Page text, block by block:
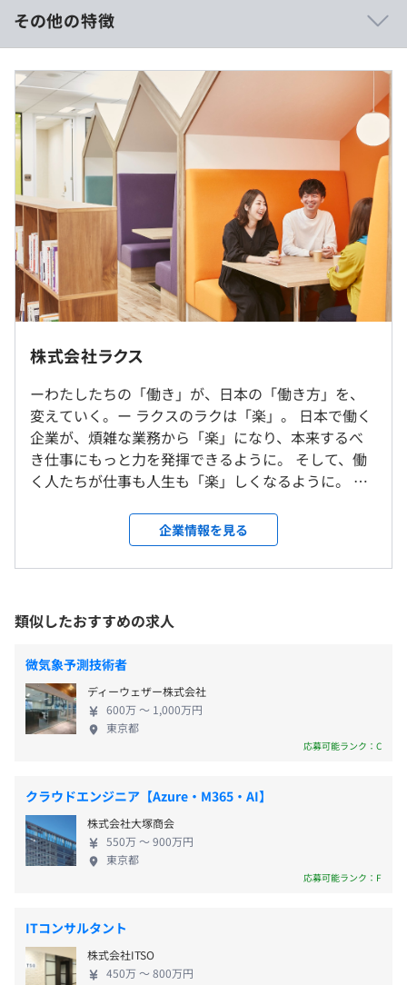
・企画、開発、営業、サポートをすべて社内に持っている
ため、エンジニアもユーザーの声にふれる機会が多く、
UX向上を意識した開発をおこなうことができます。
・一度開発して終わりではなく、腰を据えてサービスをよ
りよくしていく開発をおこなうことができます。
・エンジニアの意見が受け入れられやすい環境です。エン
ジニアの働きやすい環境はエンジニアがつくるというスタ
ンスで、開発プロセスや職場環境の改善がおこなわれま
す。
・開発したシステムを多くの会社に利用していただけるた
め、社会への貢献を実感できます。
・技術イベントへの登壇や勉強会の開催などにも積極的に
取り組んでおり、成長できる環境です。
・ラクス社内での勤務となるため、私服勤務可です。
復数のクラウドサービスを提供しており各製品をそれぞれ
強化することにより幅広く使われる製品開発を進めていま
す。製品の一例ですが、中堅企業向けバックオフィス業務
改善に注力し、特定顧客のカスタマイズは行わず、広く使
われる製品づくりを目指しています。多くのお客様の痛み
を解決できる領域に力を注いで拡げていき、製品単位にお
いてはそれぞれひとつでも十分に業務に役立つような機能
や使い勝手の強みを持たせていきます。
■楽楽販売
販売管理業務を飛躍的に標準化・効率化させるクラウド型
の販売管理システムです。販売管理はもちろんのこと、外
注依頼・納期管理、広告案件管理／原価管理、プロジェク
ト管理など、その他さまざまな業務の標準化・効率化にも
【その他】
ラクスが提供する各種企業向けクラウドサービス
■楽楽精算…交通費精算・経費精算システム
■楽楽明細…Web給与明細発行システム
（https://www.rakurakumeisai.jp/
（例）年収716万の場合
月額46.4万円（基本給36.8万円＋時間外手当6.2万円＋そ
の他手当1万円）
※時間外労働の有無に関わらず月20時間相当分の時間外
手当を支給します
※試用期間（6ヵ月）中の条件変更はありません
（※想定年収 は年収提示額を保証するものではありません）
9：00〜18：00
■タイムリーシフト制度／マンスリーシフト制度
働き方の柔軟性を促進するため、就業時間を前後1時間ま
で30分単位で日／月ごとに変更可
例）8時-17時、8.5時-17.5時、9.5時-18.5時、10時-19時
■ラクスマイル制度
子育て期間中、自分に合った勤務時間・評価スタイルの選
休憩時間：60分
・完全週休2日制（土、日）
・夏期休暇
・有給休暇（有給消化率80％以上 ※2019年3月期実績）
・時間単位有給休暇
・産前／産後休暇（取得後の復帰率100％）
∟本人や家族が私傷病となった場合最大、5日間の休暇を
付与
・子の看護休暇
その他の特徴
株式会社ラクス
ーわたしたちの「働き」が、日本の「働き方」を、
変えていく。ー ラクスのラクは「楽」。 日本で働く
企業が、煩雑な業務から「楽」になり、本来するべ
き仕事にもっと力を発揮できるように。 そして、働
く人たちが仕事も人生も「楽」しくなるように。 日
が突出して多くなっています。 そこでラクスは、日
本の働きを「楽」にして日本の「働き方」を変えて
いきたいと思っています。 ラクスのサービスは、企
ています。 日本がこれからも安心して継続的に生活
をしていける、心身ともに豊かな社会であるため
に、 『ITサービスで企業の成長を継続的に支援』し
続けていきます。 ラクスの特徴・TOPICS
■■■■■■■■■■■■■■■■■■■■■■■
■■■■■■■■■■■■■ （1）設立以来、24期
連続増収の成長企業！ （2）TVCMでもおなじみの
まざまな業界のべ84,000社以上との取引実績あり！
（4）技術登壇などをしている優秀なエンジニアが多
数在籍！ （5）「働きがいのある会社」ランキングで
6年連続ベストカンパニーに選出！※1
■■■■■■■■■■■■■■■■■■■■■■■
Institute Japanが発表した2022年版日本における
「働きがいのある会社」ランキングでベスト100に選
出されました。 また、2022年は初参加の2018年版ラ
企業情報を見る
類似したおすすめの求人
微気象予測技術者
ディーウェザー株式会社
600万 〜 1,000万円
東京都
応募可能ランク：C
クラウドエンジニア【Azure・M365・AI】
株式会社大塚商会
550万 〜 900万円
東京都
応募可能ランク：F
ITコンサルタント
株式会社ITSO
450万 〜 800万円